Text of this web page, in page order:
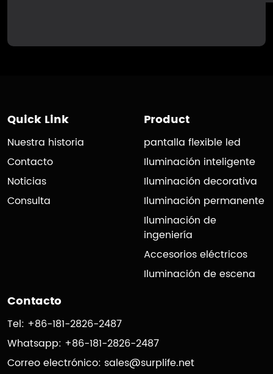
Quick Link
Nuestra historia
Contacto
Noticias
Consulta
Product
pantalla flexible led
Iluminación inteligente
Iluminación decorativa
Iluminación permanente
Iluminación de
ingeniería
Accesorios eléctricos
Iluminación de escena
Contacto
Tel: +86-181-2826-2487
Whatsapp: +86-181-2826-2487
Correo electrónico: sales@surplife.net